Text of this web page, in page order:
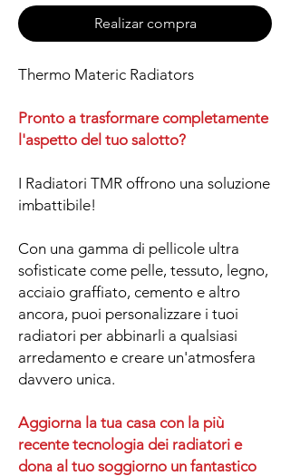
Realizar compra
Thermo Materic Radiators
Pronto a trasformare completamente
l'aspetto del tuo salotto?
I Radiatori TMR offrono una soluzione
imbattibile!
Con una gamma di pellicole ultra
sofisticate come pelle, tessuto, legno,
acciaio graffiato, cemento e altro
ancora, puoi personalizzare i tuoi
radiatori per abbinarli a qualsiasi
arredamento e creare un'atmosfera
davvero unica.
Aggiorna la tua casa con la più
recente tecnologia dei radiatori e
dona al tuo soggiorno un fantastico